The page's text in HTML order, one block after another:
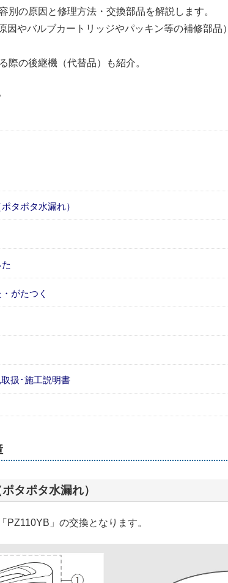
別の原因と修理方法・交換部品を解説します。
因やバルブカートリッジやパッキン等の補修部品）
際の後継機（代替品）も紹介。
タポタ水漏れ）
がたつく
扱･施工説明書
タポタ水漏れ）
PZ110YB」の交換となります。